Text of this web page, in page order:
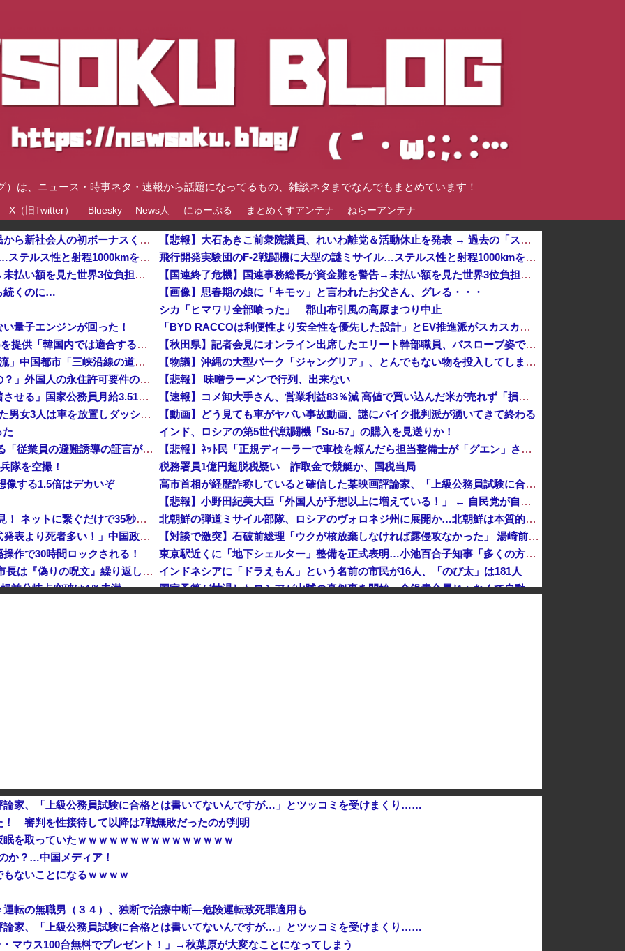
は、ニュース・時事ネタ・速報から話題になってるもの、雑談ネタまでなんでもまとめています！
X（旧Twitter） Bluesky News人 にゅーぷる まとめくすアンテナ ねらーアンテナ
【悲報】ラッパーさん、札束披露するもネット民から新社会人の初ボーナスくらいしかないと笑われる
飛行開発実験団のF-2戦闘機に大型の謎ミサイル…ステルス性と射程1000kmを誇る「最新鋭の空母キラ
【国連終了危機】国連事務総長が資金難を警告→未払い額を見た世界3位負担の日本側から厳しい声→では誰が払っていないのか言え他
続くのに…
量子エンジンが回った！
【速報】 日本赤十字社、韓国に超希少血液Jr(a-)を提供「韓国内では適合する血液を確保できなかった」※今回で4回目
中国「大洪水！」三峡ダム「9門開放！（全力放流」中国都市「三峡沿線の道路水没」中国政府「高速道路封鎖！」中国ダム「緊急放流に合わせて開門（土砂崩れ発生」→
「あきれてモノが言えない」「国を維持できるの？」外国人の永住許可要件の厳格化で在日中国人の本音は？
高市総理「物価上昇を上回る賃上げを日本に定着させる」国家公務員月給3.51％増へ 地方公務員も追随する見通し
【鹿児島】 突然右折し路面電車と衝突 乗っていた男女3人は車を放置しダッシュで逃走中
た
【イオンモール熊本】 一転して話が変わってくる「従業員の避難誘導の証言が複数」イオン側が社内規定に抵触していた疑い
隊を空撮！
像する1.5倍はデカいぞ
【衝撃】 中国製ルーター20機種にバックドア発見！ ネットに繋ぐだけで35秒ごとに中国のサーバーと通信
中国「大洪水！」中国ダム「決壊」地元民「公式発表より死者多い！」中国政府「住民拘束！（安否不明」中国当局「救助隊動画も削除」台風13号「三峡ダム接近中」→
作で30時間ロックされる！
【平和宣言を非難】 ロシア外務省報道官「広島市長は『偽りの呪文』繰り返している」
益分岐点突破は4％未満
【悲報】大石あきこ前衆院議員、れいわ離党＆活動休止を発表 → 過去の「スジを通す」宣言に】「説明責任どうなった？」とツッコミ殺到 ｗｗｗｗｗｗｗ...
飛行開発実験団のF-2戦闘機に大型の謎ミサイル…ステルス性と射程1000kmを誇る「最新鋭の空母キラ
【国連終了危機】国連事務総長が資金難を警告→未払い額を見た世界3位負担の日本側から厳しい声→では誰が払っていないのか言え他
【画像】思春期の娘に「キモッ」と言われたお父さん、グレる・・・
シカ「ヒマワリ全部喰った」 郡山布引風の高原まつり中止
「BYD RACCOは利便性より安全性を優先した設計」とEV推進派がスカスカ構造を絶賛、これがRACCOの一番の特徴よな
【秋田県】記者会見にオンライン出席したエリート幹部職員、バスローブ姿でタバコを吸いながら説明 県が聞き取りへ
【物議】沖縄の大型パーク「ジャングリア」、とんでもない物を投入してしまう！！！！！
【悲報】 味噌ラーメンで行列、出来ない
【速報】コメ卸大手さん、営業利益83％減 高値で買い込んだ米が売れず「損切り祭り」開幕へ
【動画】どう見ても車がヤバい事故動画、謎にバイク批判派が湧いてきて終わる
インド、ロシアの第5世代戦闘機「Su-57」の購入を見送りか！
【悲報】ﾈｯﾄ民「正規ディーラーで車検を頼んだら担当整備士が「グエン」さんだったから次回から別の整備工場にする！」 ｗｗｗｗｗｗｗｗｗｗｗｗｗｗ...
税務署員1億円超脱税疑い 詐取金で競艇か、国税当局
高市首相が経歴詐称していると確信した某映画評論家、「上級公務員試験に合格とは書いてないんですが…」とツッコミを受けまくり……
【悲報】小野田紀美大臣「外国人が予想以上に増えている！」 ← 自民党が自ら受け入れ推進しておいて他人事発言と突っ込み殺到 ｗｗｗｗｗｗｗｗｗｗｗ...
北朝鮮の弾道ミサイル部隊、ロシアのヴォロネジ州に展開か…北朝鮮は本質的にウクライナと戦争状態に！
【対談で激突】石破前総理「ウクが核放棄しなければ露侵攻なかった」 湯崎前県知事「核抑止はフィクション」
東京駅近くに「地下シェルター」整備を正式表明…小池百合子知事「多くの方が滞在、施設整備の効果高い」
インドネシアに「ドラえもん」という名前の市民が16人、「のび太」は181人
国家予算が枯渇したロシアが山賊の真似事を開始、金銀貴金属じゃなくて自動車とかってところがリアリティありすぎる……
論家、「上級公務員試験に合格とは書いてないんですが…」とツッコミを受けまくり……
審判を性接待して以降は7戦無敗だったのが判明
を取っていたｗｗｗｗｗｗｗｗｗｗｗｗｗｗｗ
か？…中国メディア！
ないことになるｗｗｗｗ
運転の無職男（３４）、独断で治療中断―危険運転致死罪適用も
論家、「上級公務員試験に合格とは書いてないんですが…」とツッコミを受けまくり……
マウス100台無料でプレゼント！」→秋葉原が大変なことになってしまう